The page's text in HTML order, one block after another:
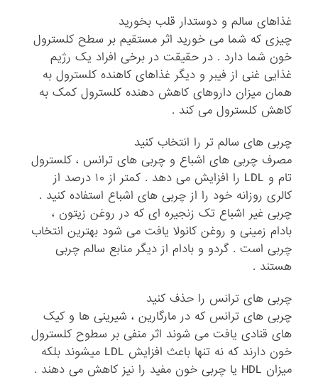
غذاهای سالم و دوستدار قلب بخورید
چیزی که شما می خورید اثر مستقیم بر سطح کلسترول
خون شما دارد . در حقیقت در برخی افراد یک رژیم
غذایی غنی از فیبر و دیگر غذاهای کاهنده کلسترول به
همان میزان داروهای کاهش دهنده کلسترول کمک به
کاهش کلسترول می کند .
چربی های سالم تر را انتخاب کنید
مصرف چربی های اشباع و چربی های ترانس ، کلسترول
تام و LDL را افزایش می دهد . کمتر از ۱۰ درصد از
کالری روزانه خود را از چربی های اشباع استفاده کنید .
چربی غیر اشباع تک زنجیره ای که در روغن زیتون ،
بادام زمینی و روغن کانولا یافت می شود بهترین انتخاب
چربی است . گردو و بادام از دیگر منابع سالم چربی
هستند .
چربی های ترانس را حذف کنید
چربی های ترانس که در مارگارین ، شیرینی ها و کیک
های قنادی یافت می شوند اثر منفی بر سطوح کلسترول
خون دارند که نه تنها باعث افزایش LDL میشوند بلکه
میزان HDL یا چربی خون مفید را نیز کاهش می دهند .